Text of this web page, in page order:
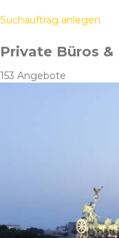
Suchauftrag anlegen
Private Büros
153 Angebote